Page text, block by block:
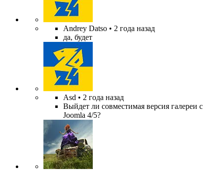
Andrey Datso • 2 года назад
да, будет
Asd • 2 года назад
Выйдет ли совместимая версия галереи с
Joomla 4/5?